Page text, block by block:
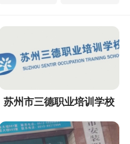
苏州市三德职业培训学校